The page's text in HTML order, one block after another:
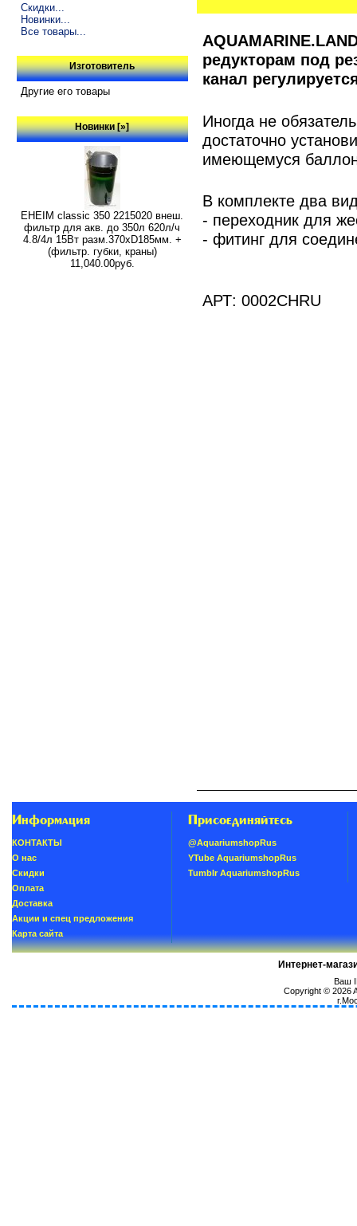
Скидки...
Новинки...
Все товары...
Изготовитель
Другие его товары
Новинки [»]
EHEIM classic 350 2215020 внеш.
фильтр для акв. до 350л 620л/ч
4.8/4л 15Вт разм.370хD185мм. +
(фильтр. губки, краны)
11,040.00руб.
редукторам под
канал
Иногда не
достаточно
имеющемуся
В комплекте два
- переходник для
- фитинг для
АРТ: 0002CHRU
Информация
КОНТАКТЫ
О нас
Скидки
Oплатa
Доставка
Акции и спец предложения
Карта сайта
Присоединяйтесь
@AquariumshopRus
YTube AquariumshopRus
Tumblr AquariumshopRus
Интернет-
Ваш
Copyright © 2026